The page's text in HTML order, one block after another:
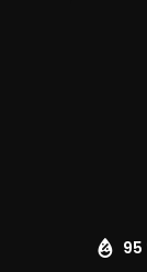
95